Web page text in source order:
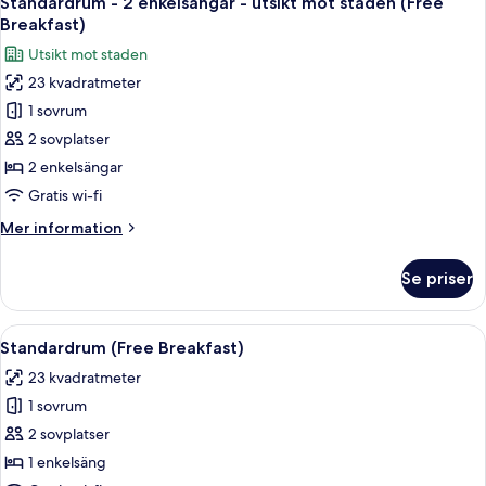
-
tillgänglighetsanpassat
(Free
Breakfast)
alla
foton
för
Standardrum
-
2
enkelsängar
-
mot
Breakfast)
Breakfast)
Utsikt mot staden
23 kvadratmeter
1 sovrum
2 sovplatser
2 enkelsängar
Gratis wi-fi
Mer information
Mer
-
enkelsängar
utsikt
mot
staden
(Free
Breakfast)
Se priser
Öppna
alla
foton
för
Standardrum
(Free
Ett hotellrum med en säng, en tv
13
Standardrum (Free Breakfast)
23 kvadratmeter
1 sovrum
2 sovplatser
1 enkelsäng